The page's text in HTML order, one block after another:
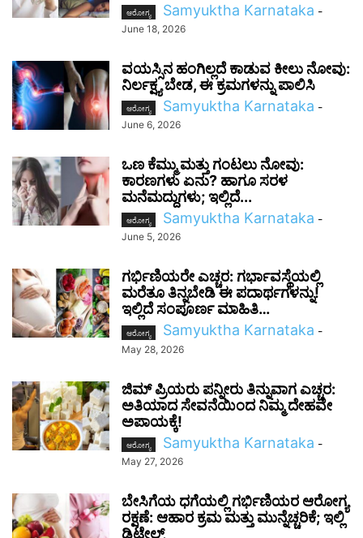
ಆರೋಗ್ಯ Samyuktha Karnataka -
June 18, 2026
ವಯಸ್ಸಿನ ಹಂಗಿಲ್ಲದೆ ಕಾಡುವ ಕೀಲು ನೋವು:
ನಿರ್ಲಕ್ಷ್ಯ ಬೇಡ, ಈ ಕ್ರಮಗಳನ್ನು ಪಾಲಿಸಿ
ಆರೋಗ್ಯ Samyuktha Karnataka -
June 6, 2026
ಒಣ ಕೆಮ್ಮು ಮತ್ತು ಗಂಟಲು ನೋವು:
ಕಾರಣಗಳು ಏನು? ಹಾಗೂ ಸರಳ
ಮನೆಮದ್ದುಗಳು; ಇಲ್ಲಿದೆ...
ಆರೋಗ್ಯ Samyuktha Karnataka -
June 5, 2026
ಗರ್ಭಿಣಿಯರೇ ಎಚ್ಚರ: ಗರ್ಭಾವಸ್ಥೆಯಲ್ಲಿ
ಮರೆತೂ ತಿನ್ನಬೇಡಿ ಈ ಪದಾರ್ಥಗಳನ್ನು!
ಇಲ್ಲಿದೆ ಸಂಪೂರ್ಣ ಮಾಹಿತಿ…
ಆರೋಗ್ಯ Samyuktha Karnataka -
May 28, 2026
ಜಿಮ್‌ ಪ್ರಿಯರು ಪನ್ನೀರು ತಿನ್ನುವಾಗ ಎಚ್ಚರ:
ಅತಿಯಾದ ಸೇವನೆಯಿಂದ ನಿಮ್ಮ ದೇಹವೇ
ಅಪಾಯಕ್ಕೆ!
ಆರೋಗ್ಯ Samyuktha Karnataka -
May 27, 2026
ಬೇಸಿಗೆಯ ಧಗೆಯಲ್ಲಿ ಗರ್ಭಿಣಿಯರ ಆರೋಗ್ಯ
ರಕ್ಷಣೆ: ಆಹಾರ ಕ್ರಮ ಮತ್ತು ಮುನ್ನೆಚ್ಚರಿಕೆ; ಇಲ್ಲಿ
ಡಿಟೇಲ್ಸ್